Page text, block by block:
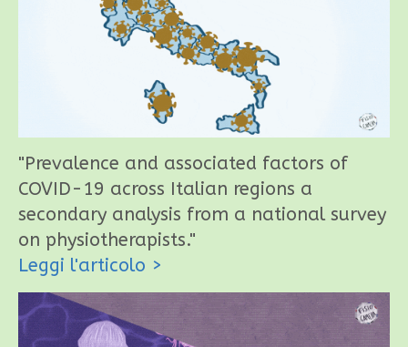
"Prevalence and associated factors of
COVID-19 across Italian regions a
secondary analysis from a national survey
on physiotherapists."
Leggi l'articolo >